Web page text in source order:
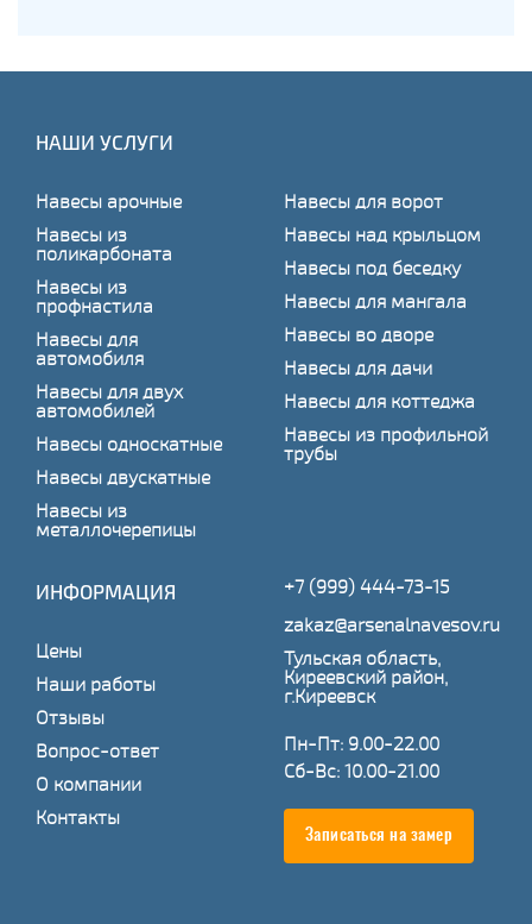
НАШИ УСЛУГИ
Навесы арочные
Навесы из
поликарбоната
Навесы из
профнастила
Навесы для
автомобиля
Навесы для двух
автомобилей
Навесы односкатные
Навесы двускатные
Навесы из
металлочерепицы
Навесы для ворот
Навесы над крыльцом
Навесы под беседку
Навесы для мангала
Навесы во дворе
Навесы для дачи
Навесы для коттеджа
Навесы из профильной
трубы
ИНФОРМАЦИЯ
Цены
Наши работы
Отзывы
Вопрос-ответ
О компании
Контакты
+7 (999) 444-73-15
zakaz@arsenalnavesov.ru
Тульская область,
Киреевский район,
г.Киреевск
Пн-Пт: 9.00-22.00
Сб-Вс: 10.00-21.00
Записаться на замер